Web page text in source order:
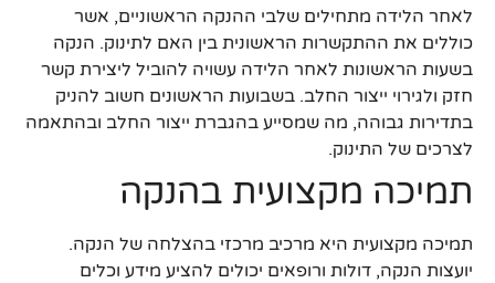
לאחר הלידה מתחילים שלבי ההנקה הראשוניים, אשר
כוללים את ההתקשרות הראשונית בין האם לתינוק. הנקה
בשעות הראשונות לאחר הלידה עשויה להוביל ליצירת קשר
חזק ולגירוי ייצור החלב. בשבועות הראשונים חשוב להניק
בתדירות גבוהה, מה שמסייע בהגברת ייצור החלב ובהתאמה
לצרכים של התינוק.
תמיכה מקצועית בהנקה
תמיכה מקצועית היא מרכיב מרכזי בהצלחה של הנקה.
יועצות הנקה, דולות ורופאים יכולים להציע מידע וכלים